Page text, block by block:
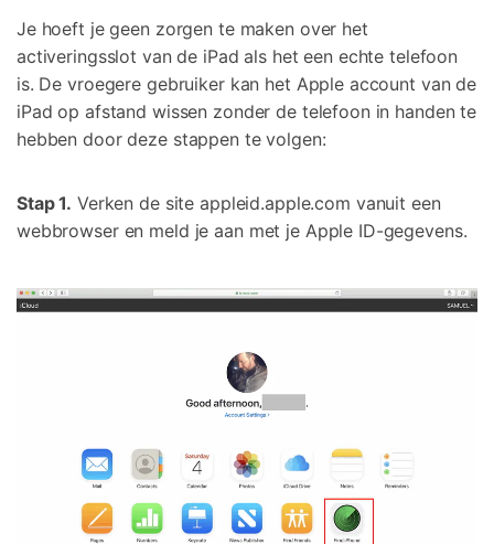
Je hoeft je geen zorgen te maken over het
activeringsslot van de iPad als het een echte telefoon
is. De vroegere gebruiker kan het Apple account van de
iPad op afstand wissen zonder de telefoon in handen te
hebben door deze stappen te volgen:
Stap 1. Verken de site appleid.apple.com vanuit een
webbrowser en meld je aan met je Apple ID-gegevens.